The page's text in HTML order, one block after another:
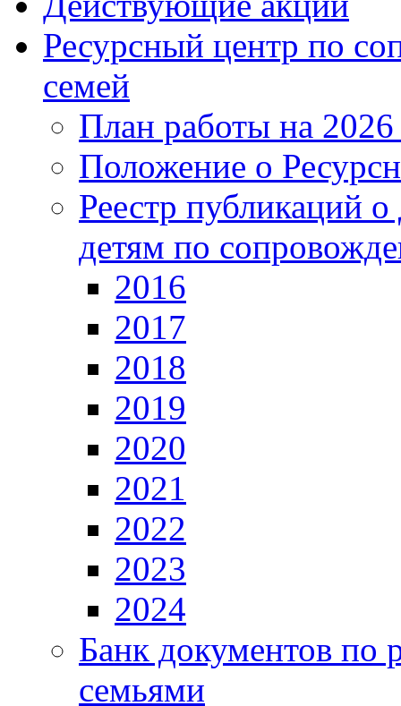
Ресурсный центр по
семей
План работы на 2026
Положение о
Реестр публикаций
детям по
2016
2017
2018
2019
2020
2021
2022
2023
2024
Банк документов
семьями